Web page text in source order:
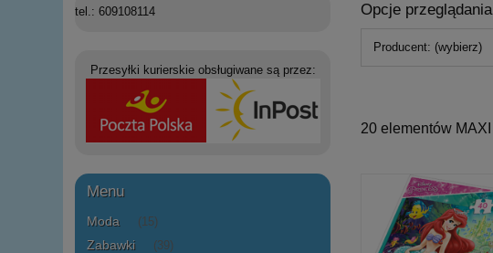
tel.: 609108114
Przesyłki kurierskie obsługiwane są przez:
Menu
Moda (15)
Zabawki (39)
Opcje przeglądania
Producent: (wybierz)
20 elementów MAXI